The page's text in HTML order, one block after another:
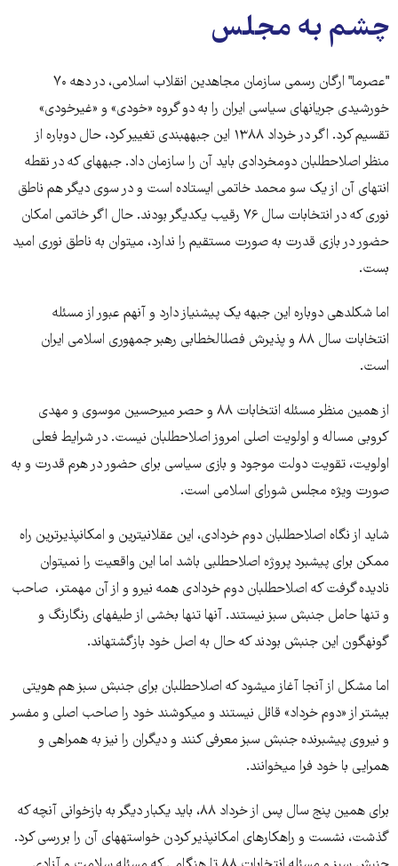
چشم به مجلس
"عصرما" ارگان رسمی سازمان مجاهدین انقلاب اسلامی، در دهه ۷۰
خورشیدی جریان‎های سیاسی ایران را به دو گروه «خودی» و «غیرخودی»
تقسیم کرد. اگر در خرداد ۱۳۸۸ این جبهه‎بندی تغییر کرد، حال دوباره از
منظر اصلاح‎طلبان دوم‎خردادی باید آن را سازمان داد. جبهه‎ای که در نقطه
انتهای آن از یک سو محمد خاتمی ایستاده است و در سوی دیگر هم ناطق
نوری که در انتخابات سال ۷۶ رقیب یک‎دیگر بودند. حال اگر خاتمی امکان
حضور در بازی قدرت به صورت مستقیم را ندارد، می‎توان به ناطق نوری امید
بست.
اما شکل‎دهی دوباره این جبهه یک پیش‎نیاز دارد و آن‎هم عبور از مسئله
انتخابات سال ۸۸ و پذیرش فصل‎الخطابی رهبر جمهوری اسلامی ایران
است.
از همین منظر مسئله انتخابات ۸۸ و حصر میرحسین موسوی و مهدی
کروبی مساله و اولویت اصلی امروز اصلاح‎طلبان نیست. در شرایط فعلی
اولویت، تقویت دولت موجود و بازی سیاسی برای حضور در هرم قدرت و به
صورت ویژه مجلس شورای اسلامی است.
شاید از نگاه اصلاح‎طلبان دوم خردادی، این عقلانی‎ترین و امکان‎پذیرترین راه
ممکن برای پیشبرد پروژه اصلاح‎طلبی باشد اما این واقعیت را نمی‎توان
نادیده گرفت که اصلاح‎طلبان دوم خردادی همه نیرو و از آن مهم‎تر، صاحب
و تنها حامل جنبش سبز نیستند. آن‎ها تنها بخشی از طیف‎های رنگارنگ و
گونه‎گون این جنبش بودند که حال به اصل خود بازگشته‎اند.
اما مشکل از آنجا آغاز می‎شود که اصلاح‎طلبان برای جنبش سبز هم هویتی
بیشتر از «دوم خرداد» قائل نیستند و می‎کوشند خود را صاحب اصلی و مفسر
و نیروی پیش‎برنده جنبش سبز معرفی کنند و دیگران را نیز به همراهی و
هم‎رایی با خود فرا می‎خوانند.
برای همین پنج سال پس از خرداد ۸۸، باید یک‎بار دیگر به بازخوانی آن‎چه که
گذشت، نشست و راهکارهای امکان‎پذیر کردن خواسته‎های آن را بررسی کرد.